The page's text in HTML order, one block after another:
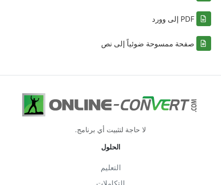
PDF إلى وورد
صفحة ممسوحة ضوئياً إلى نص
لا حاجة لتثبيت أي برنامج.
الحلول
التعليم